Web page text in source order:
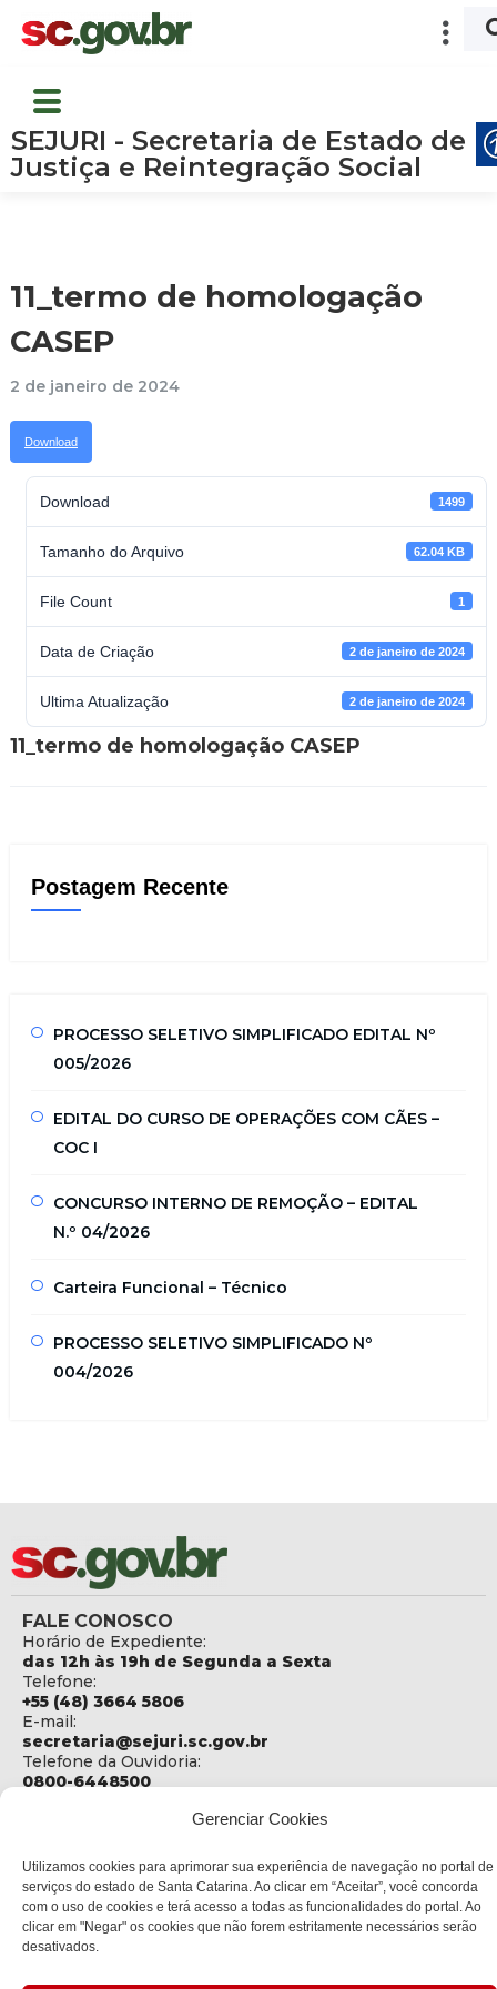
Gerenciar Cookies
Utilizamos cookies para aprimorar sua experiência de navegação no portal de
serviços do estado de Santa Catarina. Ao clicar em “Aceitar”, você concorda
com o uso de cookies e terá acesso a todas as funcionalidades do portal. Ao
clicar em "Negar" os cookies que não forem estritamente necessários serão
desativados.
SEJURI - Secretaria de Estado de
Justiça e Reintegração Social
11_termo de homologação
CASEP
2 de janeiro de 2024
Download
Download 1499
Tamanho do Arquivo 62.04 KB
File Count 1
Data de Criação 2 de janeiro de 2024
Ultima Atualização 2 de janeiro de 2024
11_termo de homologação CASEP
Postagem Recente
PROCESSO SELETIVO SIMPLIFICADO EDITAL Nº
005/2026
EDITAL DO CURSO DE OPERAÇÕES COM CÃES –
COC I
CONCURSO INTERNO DE REMOÇÃO – EDITAL
N.º 04/2026
Carteira Funcional – Técnico
PROCESSO SELETIVO SIMPLIFICADO Nº
004/2026
FALE CONOSCO
Horário de Expediente:
das 12h às 19h de Segunda a Sexta
Telefone:
+55 (48) 3664 5806
E-mail:
secretaria@sejuri.sc.gov.br
Telefone da Ouvidoria:
0800-6448500
Social
Rua Fúlvio Aducci, 1214 - Loja 06
Bairro:
Estreito - Florianópolis - SC
88075-000